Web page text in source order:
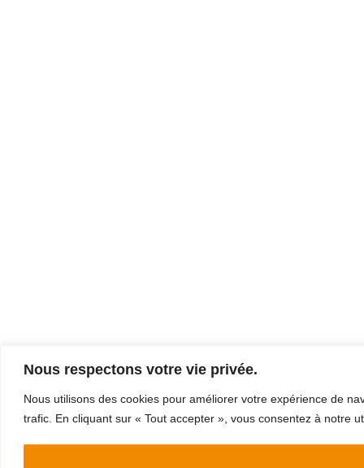
Nous respectons votre vie privée.
Nous utilisons des cookies pour améliorer votre expérience de
trafic. En cliquant sur « Tout accepter », vous consentez à notre